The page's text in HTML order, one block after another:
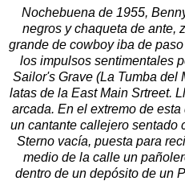
Nochebuena de 1955,
negros y chaqueta de ante,
grande de cowboy iba de
los impulsos sentimentales
Sailor's Grave (La Tumba del
latas de la East Main Srtreet.
arcada. En el extremo de
un cantante callejero sentado
Sterno vacía, puesta para
medio de la calle un
dentro de un depósito de un